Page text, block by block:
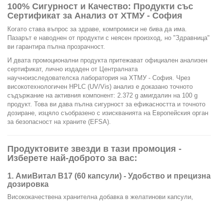
100% Сигурност и Качество: Продукти със
Сертификат за Анализ от ХТМУ - София
Когато става въпрос за здраве, компромиси не бива да има.
Пазарът е наводнен от продукти с неясен произход, но "Здравница"
ви гарантира пълна прозрачност.
И двата промоционални продукта притежават официален анализен
сертификат, лично издаден от Централната
научноизследователска лаборатория на ХТМУ - София. Чрез
високотехнологичен HPLC (UV/Vis) анализ е доказано точното
съдържание на активния компонент: 2.372 g амигдалин на 100 g
продукт. Това ви дава пълна сигурност за ефикасността и точното
дозиране, изцяло съобразено с изискванията на Европейския орган
за безопасност на храните (EFSA).
Продуктовите звезди в тази промоция -
Изберете най-доброто за вас:
1. АмиВитал В17 (60 капсули) - Удобство и прецизна
дозировка
Висококачествена хранителна добавка в желатинови капсули,